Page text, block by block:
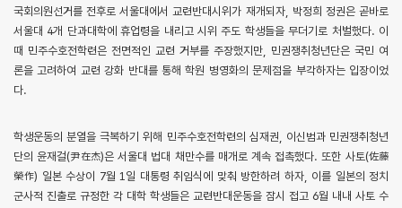
국회의원선거를 전후로 서울대에서 교련반대시위가 재개되자, 박정희 정권은 곧바로
서울대 4개 단과대학에 휴업령을 내리고 시위 주도 학생들을 무더기로 처벌했다. 이
때 민주수호전학련은 전면적인 교련 거부를 주장했지만, 민권쟁취청년단은 국민 여
론을 고려하여 교련 강화 반대를 통해 학원 병영화의 문제점을 부각하자는 입장이었
다.
학생운동의 분열을 극복하기 위해 민주수호전학련의 심재권, 이신범과 민권쟁취청년
단의 윤재걸(尹在杰)은 서울대 법대 채만수를 매개로 계속 접촉했다. 또한 사토(佐藤
榮作) 일본 수상이 7월 1일 대통령 취임식에 맞춰 방한하려 하자, 이를 일본의 정치
군사적 진출로 규정한 각 대학 학생들은 교련반대운동을 잠시 접고 6월 내내 사토 수